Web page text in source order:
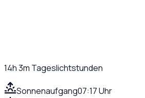
14h 3m Tageslichtstunden
Sonnenaufgang07:17 Uhr